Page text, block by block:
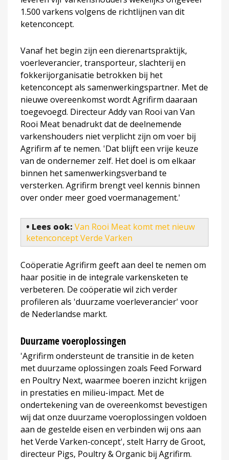
1.500 varkens volgens de richtlijnen van dit
ketenconcept.
Vanaf het begin zijn een dierenartspraktijk,
voerleverancier, transporteur, slachterij en
fokkerijorganisatie betrokken bij het
ketenconcept als samenwerkingspartner. Met de
nieuwe overeenkomst wordt Agrifirm daaraan
toegevoegd. Directeur Addy van Rooi van Van
Rooi Meat benadrukt dat de deelnemende
varkenshouders niet verplicht zijn om voer bij
Agrifirm af te nemen. 'Dat blijft een vrije keuze
van de ondernemer zelf. Het doel is om elkaar
binnen het samenwerkingsverband te
versterken. Agrifirm brengt veel kennis binnen
over onder meer goed voermanagement.'
• Lees ook: Van Rooi Meat komt met nieuw
ketenconcept Verde Varken
Coöperatie Agrifirm geeft aan deel te nemen om
haar positie in de integrale varkensketen te
verbeteren. De coöperatie wil zich verder
profileren als 'duurzame voerleverancier' voor
de Nederlandse markt.
Duurzame voeroplossingen
'Agrifirm ondersteunt de transitie in de keten
met duurzame oplossingen zoals Feed Forward
en Poultry Next, waarmee boeren inzicht krijgen
in prestaties en milieu-impact. Met de
ondertekening van de overeenkomst bevestigen
wij dat onze duurzame voeroplossingen voldoen
aan de gestelde eisen en verbinden wij ons aan
het Verde Varken-concept', stelt Harry de Groot,
directeur Pigs, Poultry & Organic bij Agrifirm.